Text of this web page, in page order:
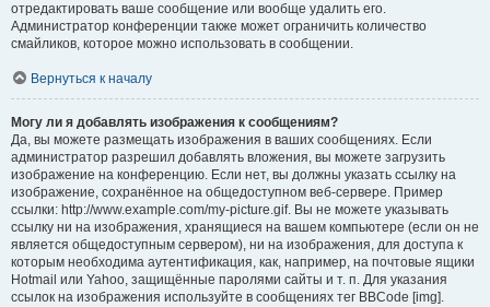
отредактировать ваше сообщение или вообще удалить его.
Администратор конференции также может ограничить количество
смайликов, которое можно использовать в сообщении.
Вернуться к началу
Могу ли я добавлять изображения к сообщениям?
Да, вы можете размещать изображения в ваших сообщениях. Если
администратор разрешил добавлять вложения, вы можете загрузить
изображение на конференцию. Если нет, вы должны указать ссылку на
изображение, сохранённое на общедоступном веб-сервере. Пример
ссылки: http://www.example.com/my-picture.gif. Вы не можете указывать
ссылку ни на изображения, хранящиеся на вашем компьютере (если он не
является общедоступным сервером), ни на изображения, для доступа к
которым необходима аутентификация, как, например, на почтовые ящики
Hotmail или Yahoo, защищённые паролями сайты и т. п. Для указания
ссылок на изображения используйте в сообщениях тег BBCode [img].